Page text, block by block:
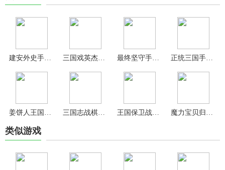
建安外史手机版 最终坚守手机版
王国保卫战2024最新版
类似游戏